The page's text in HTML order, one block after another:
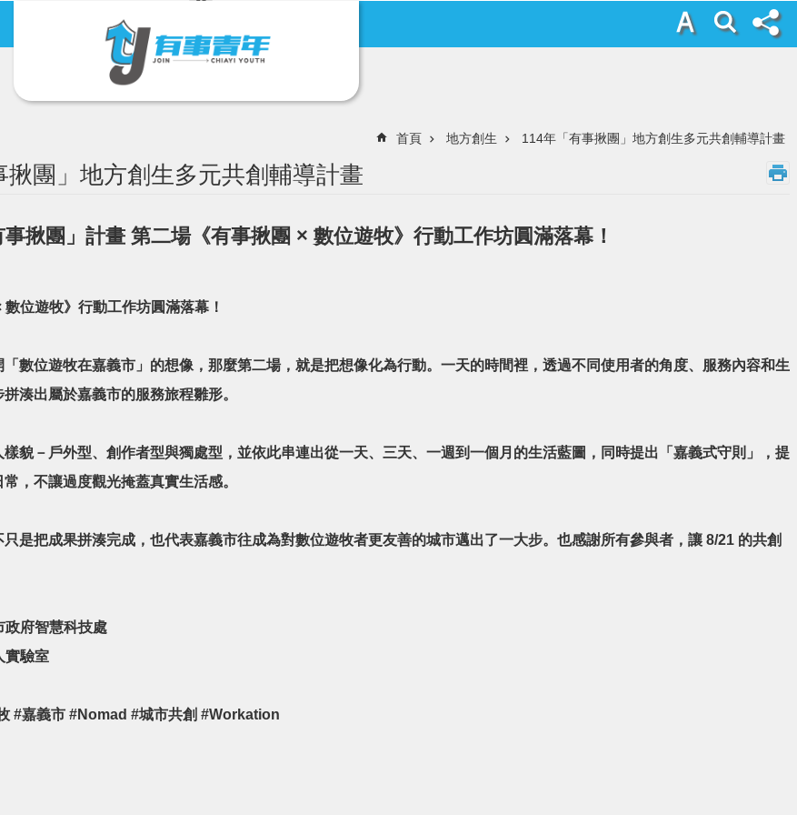
有事青年節
首頁 地方創生 114年「有事揪團」地方創生多元共創輔導計畫
揪團」地方創生多元共創輔導計畫
揪團」計畫 第二場《有事揪團 × 數位遊牧》行動工作坊圓滿落幕！
位遊牧》行動工作坊圓滿落幕！
數位遊牧在嘉義市」的想像，那麼第二場，就是把想像化為行動。一天的時間裡，透過不同使用者的角度、服務內容和生
湊出屬於嘉義市的服務旅程雛形。
貌－戶外型、創作者型與獨處型，並依此串連出從一天、三天、一週到一個月的生活藍圖，同時提出「嘉義式守則」，提
，不讓過度觀光掩蓋真實生活感。
是把成果拼湊完成，也代表嘉義市往成為對數位遊牧者更友善的城市邁出了一大步。也感謝所有參與者，讓 8/21 的共創
府智慧科技處
實驗室
#嘉義市 #Nomad #城市共創 #Workation